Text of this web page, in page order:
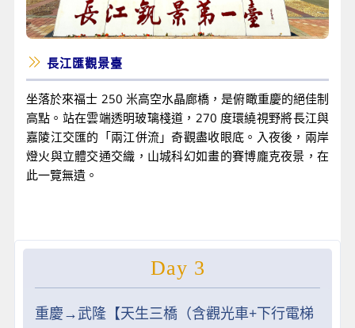
長江匯觀景臺
坐落於來福士 250 米高空水晶廊橋，是俯瞰重慶的絕佳制
高點。站在雲端透明玻璃棧道，270 度環繞視野將長江與
嘉陵江交匯的「兩江併流」奇觀盡收眼底。入夜後，兩岸
燈火與立體交通交織，山城科幻如畫的賽博龐克夜景，在
此一覽無遺。
Day 3
重慶→武隆【天生三橋（含觀光車+下行電梯